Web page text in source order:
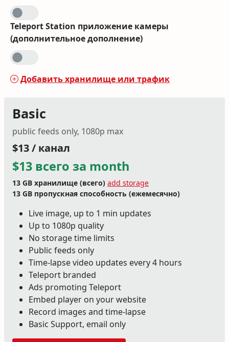
Teleport Station приложение камеры
(дополнительное дополнение)
Добавить хранилище или трафик
Basic
public feeds only, 1080p max
$13 / канал
$13 всего за month
13 GB хранилище (всего) add storage
13 GB пропускная способность (ежемесячно)
Live image, up to 1 min updates
Up to 1080p quality
No storage time limits
Public feeds only
Time-lapse video updates every 4 hours
Teleport branded
Ads promoting Teleport
Embed player on your website
Record images and time-lapse
Basic Support, email only